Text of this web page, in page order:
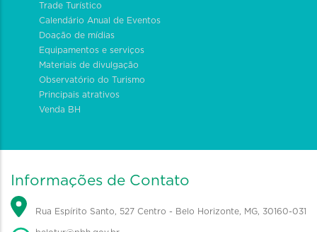
Trade Turístico
Calendário Anual de Eventos
Doação de mídias
Equipamentos e serviços
Materiais de divulgação
Observatório do Turismo
Principais atrativos
Venda BH
Informações de Contato
Rua Espírito Santo, 527 Centro - Belo Horizonte, MG, 30160-031